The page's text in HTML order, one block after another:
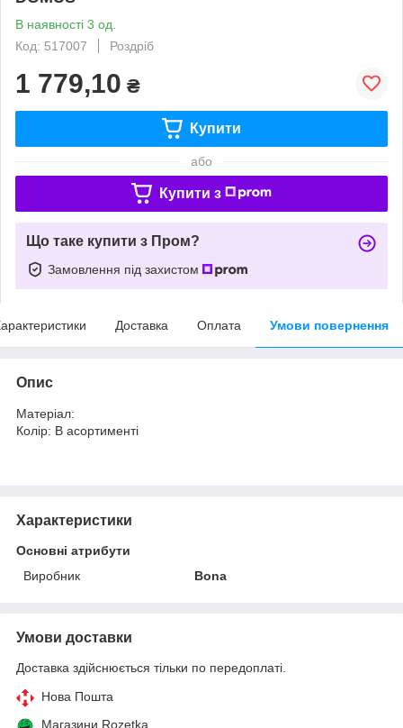
В наявності 3 од.
Код: 517007
Роздріб
1 779,10 ₴
Купити
або
Купити з
Що таке купити з Пром?
Замовлення під захистом
Доставка Оплата Умови повернення
Опис
Матеріал:
Колір: В асортименті
Характеристики
Основні атрибути
Виробник
Bona
Умови доставки
Доставка здійснюється тільки по передоплаті.
Нова Пошта
Магазини Rozetka